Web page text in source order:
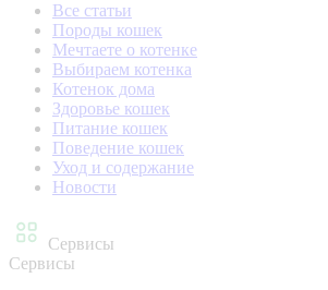
Все статьи
Породы кошек
Мечтаете о котенке
Выбираем котенка
Котенок дома
Здоровье кошек
Питание кошек
Поведение кошек
Уход и содержание
Новости
Сервисы
Сервисы